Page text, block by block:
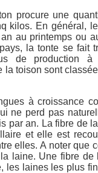
procure une
kilos. En général,
au printemps ou
la tonte se fait
de production
la toison sont
à croissance
ne perd pas
par an. La fibre de
et elle est
elles. A noter que
laine. Une fibre
les laines les plus